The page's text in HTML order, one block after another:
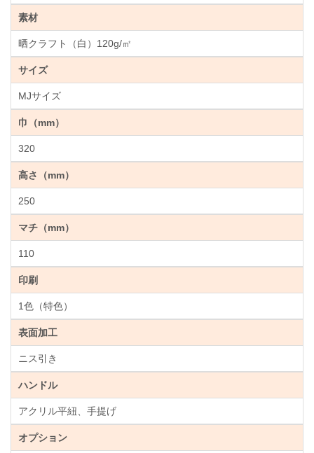
素材
晒クラフト（白）120g/㎡
サイズ
MJサイズ
巾（mm）
320
高さ（mm）
250
マチ（mm）
110
印刷
1色（特色）
表面加工
ニス引き
ハンドル
アクリル平紐、手提げ
オプション